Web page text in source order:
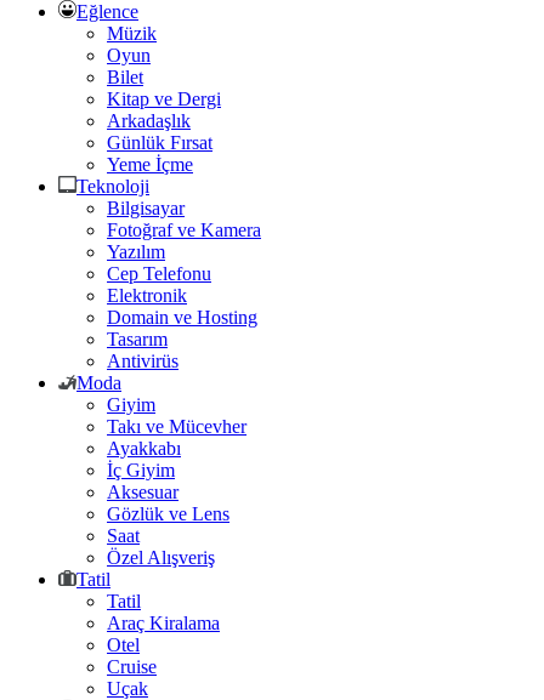
Eğlence
Müzik
Oyun
Bilet
Kitap ve Dergi
Arkadaşlık
Günlük Fırsat
Yeme İçme
Teknoloji
Bilgisayar
Fotoğraf ve Kamera
Yazılım
Cep Telefonu
Elektronik
Domain ve Hosting
Tasarım
Antivirüs
Moda
Giyim
Takı ve Mücevher
Ayakkabı
İç Giyim
Aksesuar
Gözlük ve Lens
Saat
Özel Alışveriş
Tatil
Tatil
Araç Kiralama
Otel
Cruise
Uçak